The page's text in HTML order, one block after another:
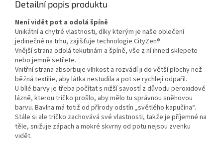
Detailní popis produktu
Není vidět pot a odolá špíně
Unikátní a chytré vlastnosti, díky kterým je naše oblečení
jedinečné na trhu, zajišťuje technologie CityZen®.
Vnější strana odolá tekutinám a špíně, vše z ní ihned sklepete
nebo jemně setřete.
Vnitřní strana absorbuje vlhkost a rozvádí ji do větší plochy než
běžná textilie, aby látka nestudila a pot se rychleji odpařil.
U bílé barvy je třeba počítat s nižší savostí z důvodu peroxidové
lázně, kterou tričko prošlo, aby mělo tu správnou sněhovou
barvu. Bavlna má totiž od přírody odstín „světlého kapučína“.
Stále si ale tričko zachovává své vlastnosti, takže je příjemné na
těle, snižuje zápach a mokré skvrny od potu nejsou zvenku
vidět.